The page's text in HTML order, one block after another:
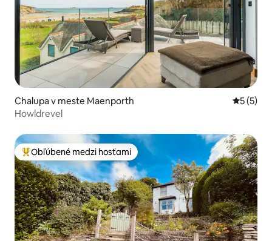
Chalupa v meste Maenporth
5 (5)
Howldrevel
Najobľúbenejšie medzi hosťami
Obľúbené medzi hosťami